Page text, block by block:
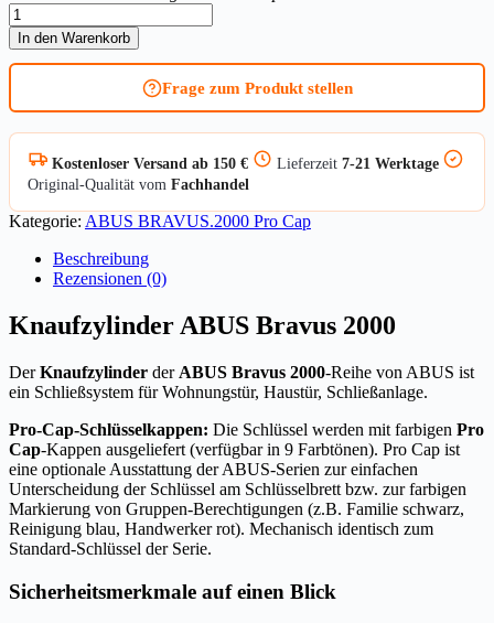
Knaufzylinder
ABUS
Bravus.2000
Pro
Menge
In den Warenkorb
Frage zum Produkt stellen
Kostenloser Versand ab 150 € Lieferzeit 7-21 Werktage
Original-Qualität vom Fachhandel
Kategorie: ABUS BRAVUS.2000 Pro Cap
Beschreibung
Rezensionen (0)
Knaufzylinder ABUS Bravus 2000
DerKnaufzylinder der ABUS Bravus 2000-Reihe von ABUS ist
ein Schließsystem für Wohnungstür, Haustür, Schließanlage.
Pro-Cap-Schlüsselkappen: Die Schlüssel werden mit farbigen Pro
Cap-Kappen ausgeliefert (verfügbar in 9 Farbtönen). Pro Cap ist
eine optionale Ausstattung der ABUS-Serien zur einfachen
Unterscheidung der Schlüssel am Schlüsselbrett bzw. zur farbigen
Markierung von Gruppen-Berechtigungen (z.B. Familie schwarz,
Reinigung blau, Handwerker rot). Mechanisch identisch zum
Standard-Schlüssel der Serie.
Sicherheitsmerkmale auf einen Blick